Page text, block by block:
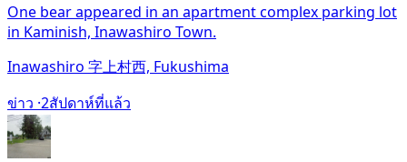
One bear appeared in an apartment complex parking lot
in Kaminish, Inawashiro Town.
Inawashiro 字上村西, Fukushima
ข่าว ·2สัปดาห์ที่แล้ว